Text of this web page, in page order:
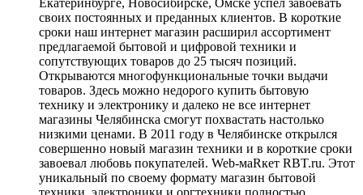
своих постоянных и преданных клиентов. В короткие
сроки наш интернет магазин расширил ассортимент
предлагаемой бытовой и цифровой техники и
сопутствующих товаров до 25 тысяч позиций.
Открываются многофункциональные точки выдачи
товаров. Здесь можно недорого купить бытовую
технику и электронику и далеко не все интернет
магазины Челябинска смогут похвастать настолько
низкими ценами. В 2011 году в Челябинске открылся
совершенно новый магазин техники и в короткие сроки
завоевал любовь покупателей. Web-маRкет RBT.ru. Этот
уникальный по своему формату магазин бытовой
техники, электроники и оргтехники полностью